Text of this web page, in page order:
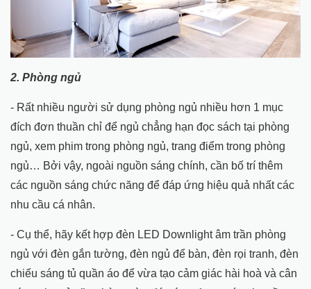
2. Phòng ngủ
- Rất nhiều người sử dụng phòng ngủ nhiều hơn 1 mục
đích đơn thuần chỉ để ngủ chẳng hạn đọc sách tại phòng
ngủ, xem phim trong phòng ngủ, trang điểm trong phòng
ngủ… Bởi vậy, ngoài nguồn sáng chính, cần bố trí thêm
các nguồn sáng chức năng để đáp ứng hiệu quả nhất các
nhu cầu cá nhân.
- Cụ thể, hãy kết hợp đèn LED Downlight âm trần phòng
ngủ với đèn gắn tường, đèn ngủ để bàn, đèn rọi tranh, đèn
chiếu sáng tủ quần áo để vừa tạo cảm giác hài hoà và cân